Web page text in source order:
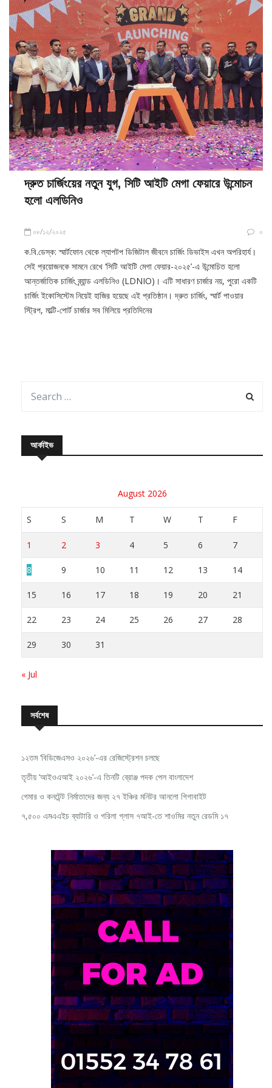
দ্রুত চার্জিংয়ের নতুন যুগ, সিটি আইটি মেগা ফেয়ারে উন্মোচন
হলো এলডিনিও
০৮/১২/২০২৫ ০
ক.বি.ডেস্ক: স্মার্টফোন থেকে ল্যাপটপ ডিজিটাল জীবনে চার্জিং ডিভাইস এখন অপরিহার্য।
সেই প্রয়োজনকে সামনে রেখে ‘সিটি আইটি মেগা ফেয়ার-২০২৫’-এ উন্মোচিত হলো
আন্তর্জাতিক চার্জিং ব্র্যান্ড এলডিনিও (LDNIO)। এটি সাধারণ চার্জার নয়, পুরো একটি
চার্জিং ইকোসিস্টেম নিয়েই হাজির হয়েছে এই প্রতিষ্ঠান। দ্রুত চার্জিং, স্মার্ট পাওয়ার
স্ট্রিপ, মাল্টি-পোর্ট চার্জার সব মিলিয়ে প্রতিদিনের
আর্কাইভ
August 2026
S S M T W T F
1 2 3 4 5 6 7
8 9 10 11 12 13 14
15 16 17 18 19 20 21
22 23 24 25 26 27 28
29 30 31
« Jul
সর্বশেষ
১২তম ‘বিডিজেএসও ২০২৬’-এর রেজিস্ট্রেশন চলছে
তৃতীয় ‘আইওএআই ২০২৬’-এ তিনটি ব্রোঞ্জ পদক পেল বাংলাদেশ
গেমার ও কনটেন্ট নির্মাতাদের জন্য ২৭ ইঞ্চির মনিটর আনলো গিগাবাইট
৭,৫০০ এমএএইচ ব্যাটারি ও গরিলা গ্লাস ৭আই-তে শাওমির নতুন রেডমি ১৭